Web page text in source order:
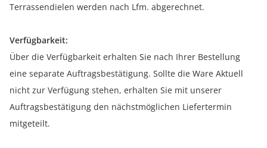
Terrassendielen werden nach Lfm. abgerechnet.
Verfügbarkeit:
Über die Verfügbarkeit erhalten Sie nach Ihrer Bestellung
eine separate Auftragsbestätigung. Sollte die Ware Aktuell
nicht zur Verfügung stehen, erhalten Sie mit unserer
Auftragsbestätigung den nächstmöglichen Liefertermin
mitgeteilt.